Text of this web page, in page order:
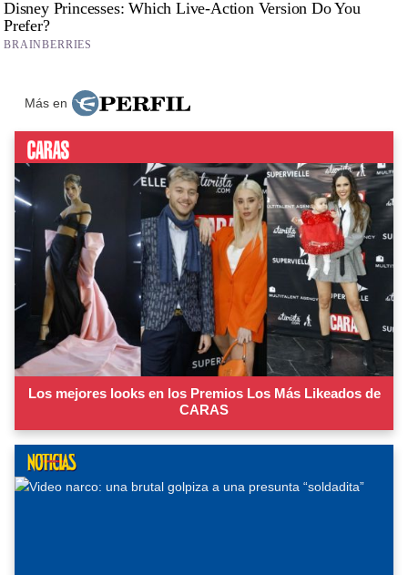
Más en
Los mejores looks en los Premios Los Más Likeados de
CARAS